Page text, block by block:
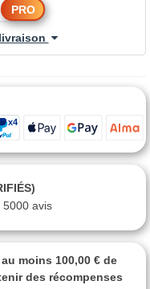
PRO
5000 avis
moins 100,00 € de
des récompenses